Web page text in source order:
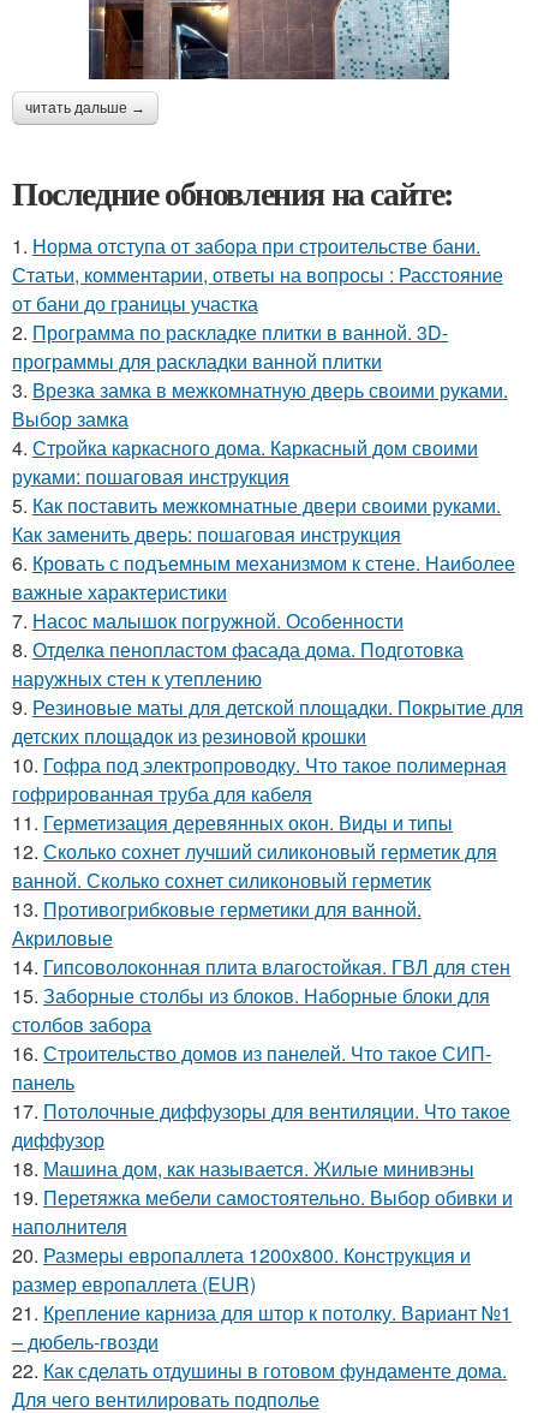
читать дальше →
Последние обновления на сайте:
1. Норма отступа от забора при строительстве бани.
Статьи, комментарии, ответы на вопросы : Расстояние
от бани до границы участка
2. Программа по раскладке плитки в ванной. 3D-
программы для раскладки ванной плитки
3. Врезка замка в межкомнатную дверь своими руками.
Выбор замка
4. Стройка каркасного дома. Каркасный дом своими
руками: пошаговая инструкция
5. Как поставить межкомнатные двери своими руками.
Как заменить дверь: пошаговая инструкция
6. Кровать с подъемным механизмом к стене. Наиболее
важные характеристики
7. Насос малышок погружной. Особенности
8. Отделка пенопластом фасада дома. Подготовка
наружных стен к утеплению
9. Резиновые маты для детской площадки. Покрытие для
детских площадок из резиновой крошки
10. Гофра под электропроводку. Что такое полимерная
гофрированная труба для кабеля
11. Герметизация деревянных окон. Виды и типы
12. Сколько сохнет лучший силиконовый герметик для
ванной. Сколько сохнет силиконовый герметик
13. Противогрибковые герметики для ванной.
Акриловые
14. Гипсоволоконная плита влагостойкая. ГВЛ для стен
15. Заборные столбы из блоков. Наборные блоки для
столбов забора
16. Строительство домов из панелей. Что такое СИП-
панель
17. Потолочные диффузоры для вентиляции. Что такое
диффузор
18. Машина дом, как называется. Жилые минивэны
19. Перетяжка мебели самостоятельно. Выбор обивки и
наполнителя
20. Размеры европаллета 1200х800. Конструкция и
размер европаллета (EUR)
21. Крепление карниза для штор к потолку. Вариант №1
– дюбель-гвозди
22. Как сделать отдушины в готовом фундаменте дома.
Для чего вентилировать подполье